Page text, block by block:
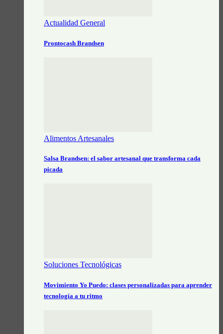
Actualidad General
Prontocash Brandsen
Alimentos Artesanales
Salsa Brandsen: el sabor artesanal que transforma cada
picada
Soluciones Tecnológicas
Movimiento Yo Puedo: clases personalizadas para aprender
tecnología a tu ritmo